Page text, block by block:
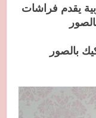
يقدم فراشات
بالصور